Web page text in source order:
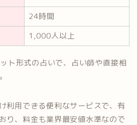
24時間
1,000人以上
ト形式の占いで、占い師や直接相
利用できる便利なサービスで、有
り、料金も業界最安値水準なので